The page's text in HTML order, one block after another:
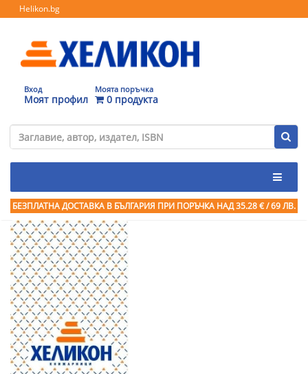
Helikon.bg
Вход
Моят профил
Моята поръчка
0 продукта
БЕЗПЛАТНА ДОСТАВКА В БЪЛГАРИЯ ПРИ ПОРЪЧКА НАД 35.28 € / 69 ЛВ.